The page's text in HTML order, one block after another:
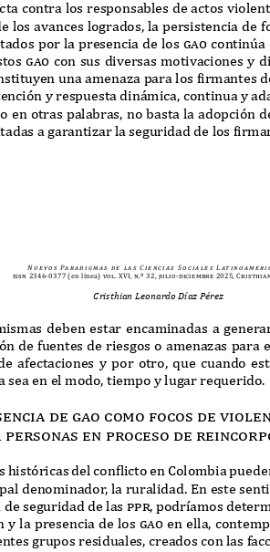
contra los responsables de actos
los avances logrados,la persistencia de
por la presencia de los gao continúa
gao con sus diversas motivaciones y
una amenaza para los firmantes
y respuesta dinámica, continua y
en otras palabras, no basta la adopción
a garantizar la seguridad de los f
N u e v o s Pa r a d i g m a s d e l a s C i e n c i a s S o c i a l e s L at i n o a m e r i
issn 2346-0377(en línea) vol. XVI, n.º 32, julio-diciembre 2025,
Cristhian Leonardo Díaz Pérez
deben estar encaminadas a genera
de fuentes de riesgos o amenazas para
afectaciones y por otro, que cuando
sea en el modo,tiempo y lugar requerido
de gao como focos de
en proceso de
históricas del conflicto en Colombia
denominador, la ruralidad. En este
seguridad de las ppr,podríamos
y la presencia de losgaoen ella,
grupos residuales,creados con las